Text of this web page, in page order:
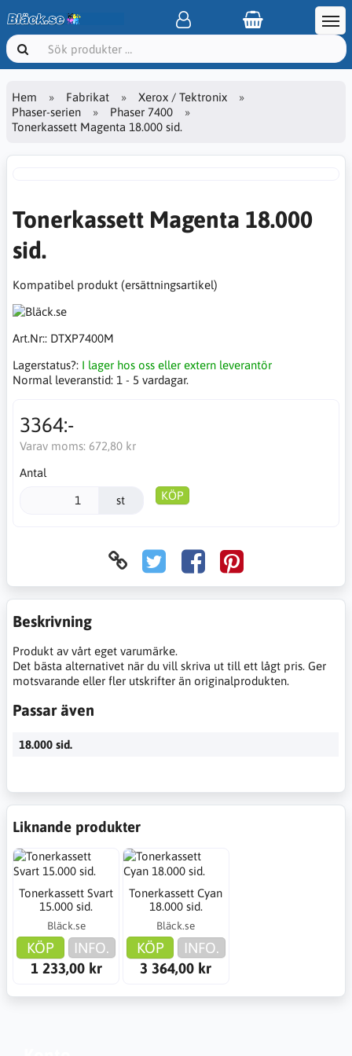
Hem Fabrikat
Xerox / Tektronix
Phaser-serien
Phaser 7400
Tonerkassett Magenta 18.000 sid.
Tonerkassett Magenta 18.000
sid.
Kompatibel produkt (ersättningsartikel)
Art.Nr:: DTXP7400M
Lagerstatus?: I lager hos oss eller extern leverantör
Normal leveranstid: 1 - 5 vardagar.
3364:-
Varav moms: 672,80 kr
Antal
st KÖP
Beskrivning
Produkt av vårt eget varumärke.
Det bästa alternativet när du vill skriva ut till ett lågt pris. Ger
motsvarande eller fler utskrifter än originalprodukten.
Passar även
18.000 sid.
Liknande produkter
Tonerkassett Svart
15.000 sid.
Bläck.se
KÖP
INFO.
1 233,00 kr
Tonerkassett Cyan
18.000 sid.
Bläck.se
KÖP
INFO.
3 364,00 kr